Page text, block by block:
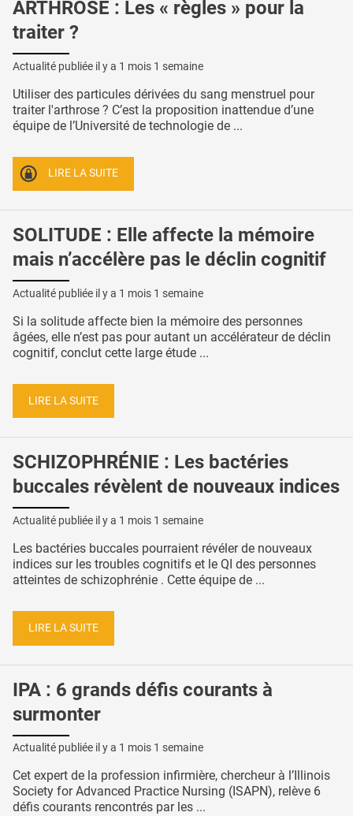
ARTHROSE : Les « règles » pour la
traiter ?
Actualité publiée il y a 1 mois 1 semaine
Utiliser des particules dérivées du sang menstruel pour
traiter l'arthrose ? C’est la proposition inattendue d’une
équipe de l’Université de technologie de ...
LIRE LA SUITE
SOLITUDE : Elle affecte la mémoire
mais n’accélère pas le déclin cognitif
Actualité publiée il y a 1 mois 1 semaine
Si la solitude affecte bien la mémoire des personnes
âgées, elle n’est pas pour autant un accélérateur de déclin
cognitif, conclut cette large étude ...
LIRE LA SUITE
SCHIZOPHRÉNIE : Les bactéries
buccales révèlent de nouveaux indices
Actualité publiée il y a 1 mois 1 semaine
Les bactéries buccales pourraient révéler de nouveaux
indices sur les troubles cognitifs et le QI des personnes
atteintes de schizophrénie . Cette équipe de ...
LIRE LA SUITE
IPA : 6 grands défis courants à
surmonter
Actualité publiée il y a 1 mois 1 semaine
Cet expert de la profession infirmière, chercheur à l’Illinois
Society for Advanced Practice Nursing (ISAPN), relève 6
défis courants rencontrés par les ...